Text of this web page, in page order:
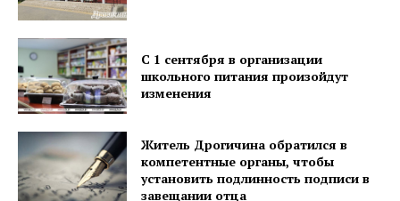
С 1 сентября в организации
школьного питания произойдут
изменения
Житель Дрогичина обратился в
компетентные органы, чтобы
установить подлинность подписи в
завещании отца